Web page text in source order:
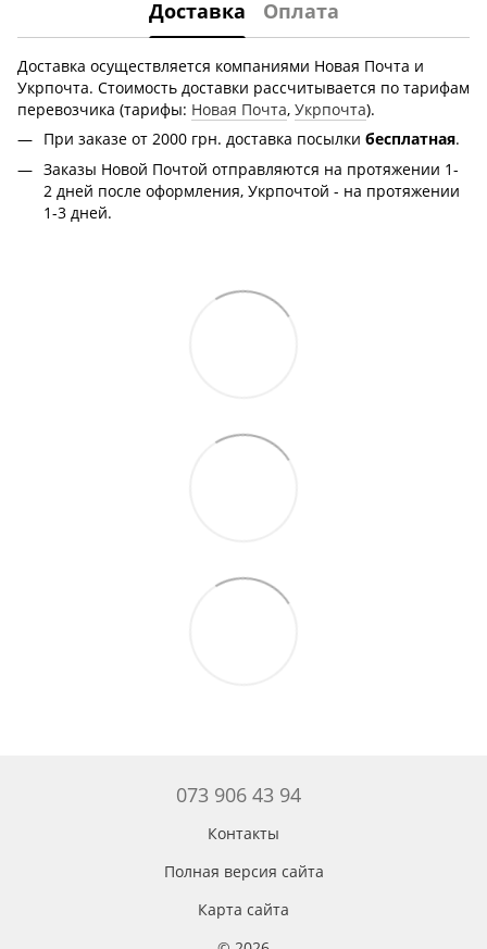
Доставка Оплата
Доставка осуществляется компаниями Новая Почта и
Укрпочта. Стоимость доставки рассчитывается по тарифам
перевозчика (тарифы: Новая Почта, Укрпочта).
При заказе от 2000 грн. доставка посылки бесплатная.
Заказы Новой Почтой отправляются на протяжении 1-
2 дней после оформления, Укрпочтой - на протяжении
1-3 дней.
073 906 43 94
Контакты
Полная версия сайта
Карта сайта